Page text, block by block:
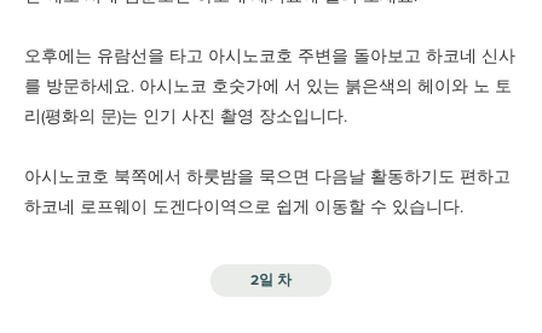
오후에는 유람선을 타고 아시노코호 주변을 돌아보고 하코네 신사
를 방문하세요. 아시노코 호숫가에 서 있는 붉은색의 헤이와 노 토
리(평화의 문)는 인기 사진 촬영 장소입니다.
아시노코호 북쪽에서 하룻밤을 묵으면 다음날 활동하기도 편하고
하코네 로프웨이 도겐다이역으로 쉽게 이동할 수 있습니다.
2일 차